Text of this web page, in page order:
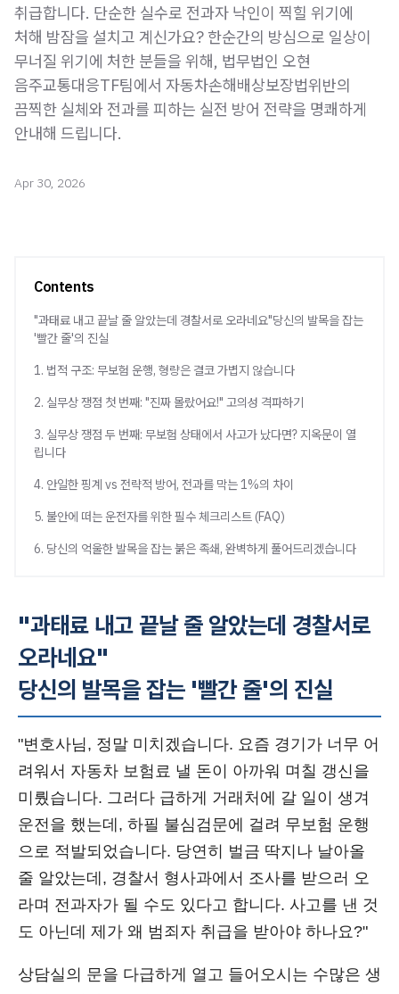
취급합니다. 단순한 실수로 전과자 낙인이 찍힐 위기에
처해 밤잠을 설치고 계신가요? 한순간의 방심으로 일상이
무너질 위기에 처한 분들을 위해, 법무법인 오현
음주교통대응TF팀에서 자동차손해배상보장법위반의
끔찍한 실체와 전과를 피하는 실전 방어 전략을 명쾌하게
안내해 드립니다.
Apr 30, 2026
Contents
"과태료 내고 끝날 줄 알았는데 경찰서로 오라네요"당신의 발목을 잡는
'빨간 줄'의 진실
1. 법적 구조: 무보험 운행, 형량은 결코 가볍지 않습니다
2. 실무상 쟁점 첫 번째: "진짜 몰랐어요!" 고의성 격파하기
3. 실무상 쟁점 두 번째: 무보험 상태에서 사고가 났다면? 지옥문이 열
립니다
4. 안일한 핑계 vs 전략적 방어, 전과를 막는 1%의 차이
5. 불안에 떠는 운전자를 위한 필수 체크리스트 (FAQ)
6. 당신의 억울한 발목을 잡는 붉은 족쇄, 완벽하게 풀어드리겠습니다
"과태료 내고 끝날 줄 알았는데 경찰서로
오라네요"
당신의 발목을 잡는 '빨간 줄'의 진실
"변호사님, 정말 미치겠습니다. 요즘 경기가 너무 어
려워서 자동차 보험료 낼 돈이 아까워 며칠 갱신을
미뤘습니다. 그러다 급하게 거래처에 갈 일이 생겨
운전을 했는데, 하필 불심검문에 걸려 무보험 운행
으로 적발되었습니다. 당연히 벌금 딱지나 날아올
줄 알았는데, 경찰서 형사과에서 조사를 받으러 오
라며 전과자가 될 수도 있다고 합니다. 사고를 낸 것
도 아닌데 제가 왜 범죄자 취급을 받아야 하나요?"
상담실의 문을 다급하게 열고 들어오시는 수많은 생